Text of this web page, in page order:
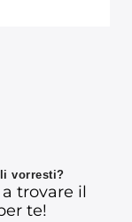
vorresti?
trovare il
te!